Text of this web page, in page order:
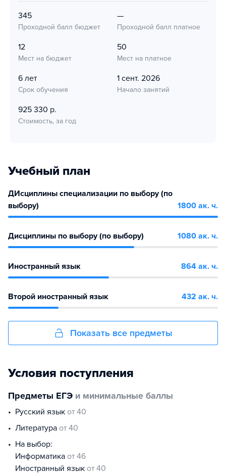
345
Проходной балл бюджет
—
Проходной балл платное
12
Мест на бюджет
50
Мест на платное
6 лет
Срок обучения
1 сент. 2026
Начало занятий
925 330 р.
Стоимость, за год
Учебный план
ДИсциплины специализации по выбору (по
выбору)
1800 ак. ч.
Дисциплины по выбору (по выбору) 1080 ак. ч.
Иностранный язык 864 ак. ч.
Второй иностранный язык 432 ак. ч.
Показать все предметы
Условия поступления
Предметы ЕГЭ и минимальные баллы
русский язык от 40
литература от 40
На выбор:
информатика от 46
иностранный язык от 40